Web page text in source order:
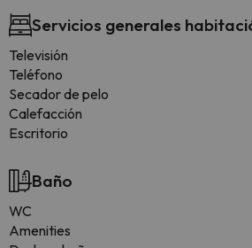
Servicios generales
Televisión
Teléfono
Secador de pelo
Calefacción
Escritorio
Baño
WC
Amenities